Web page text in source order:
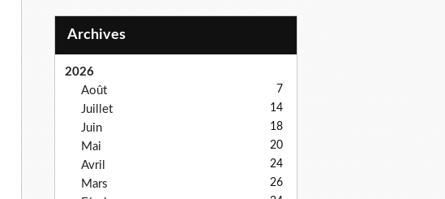
Archives
2026
Août
7
Juillet 14
Juin 18
Mai 20
Avril 24
Mars 26